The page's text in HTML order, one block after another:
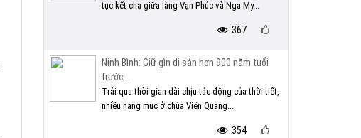
tục kết chạ giữa làng Vạn Phúc và Nga My...
367
Ninh Bình: Giữ gìn di sản hơn 900 năm tuổi
trước...
Trải qua thời gian dài chịu tác động của thời tiết,
nhiều hạng mục ở chùa Viên Quang...
354